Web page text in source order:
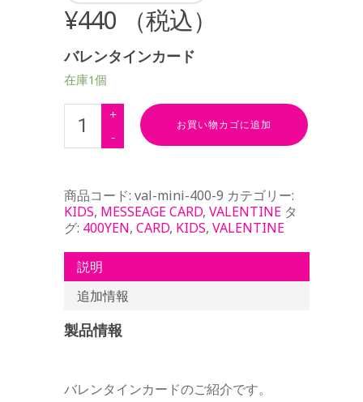
¥440 （税込）
バレンタインカード
在庫1個
お買い物カゴに追加
商品コード: val-mini-400-9 カテゴリー:
KIDS, MESSEAGE CARD, VALENTINE タ
グ: 400YEN, CARD, KIDS, VALENTINE
説明
追加情報
製品情報
バレンタインカードのご紹介です。